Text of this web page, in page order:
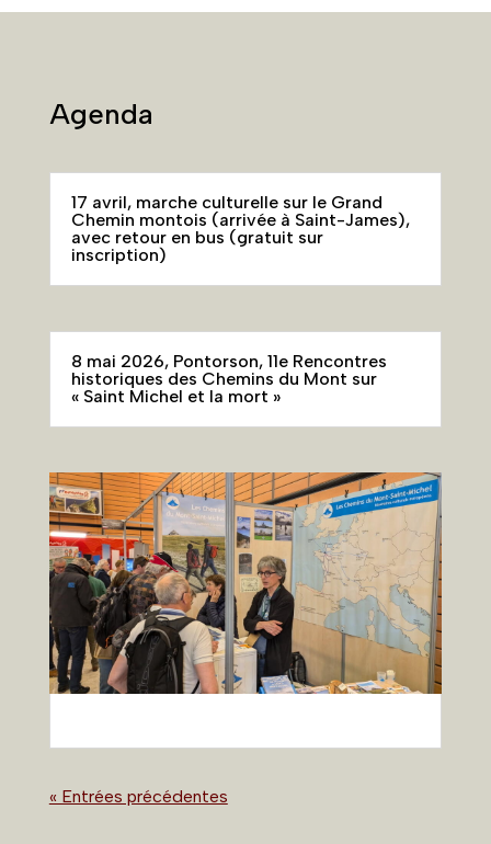
Agenda
17 avril, marche culturelle sur le Grand
Chemin montois (arrivée à Saint-James),
avec retour en bus (gratuit sur
inscription)
8 mai 2026, Pontorson, 11e Rencontres
historiques des Chemins du Mont sur
« Saint Michel et la mort »
« Entrées précédentes